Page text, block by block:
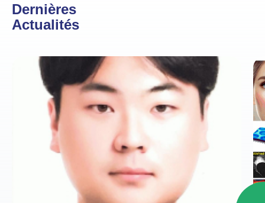
Dernières
Actualités